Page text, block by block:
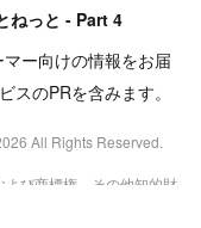
ねっと - Part 4
ー向けの情報をお届
スのPRを含みます。
All Rights Reserved.
び商標権、その他知的財